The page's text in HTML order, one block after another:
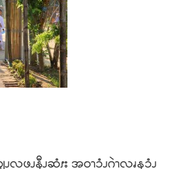
ဖၪနီၪဆံၭး အဝ့ၫၥံၪဂဲၫလၧနၥံၪ